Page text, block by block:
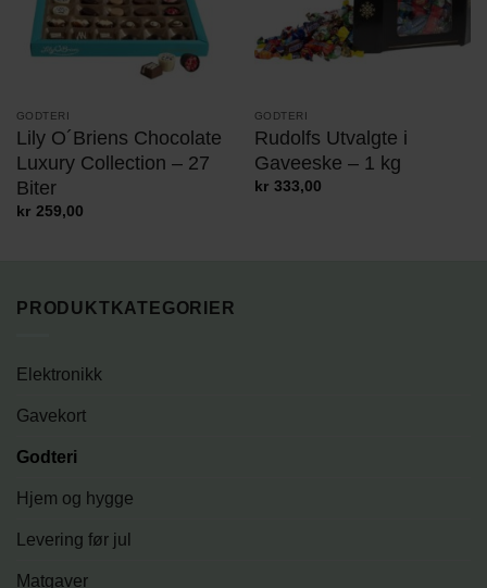
GODTERI
Lily O´Briens Chocolate
Luxury Collection – 27
Biter
kr 259,00
GODTERI
Rudolfs Utvalgte i
Gaveeske – 1 kg
kr 333,00
PRODUKTKATEGORIER
Elektronikk
Gavekort
Godteri
Hjem og hygge
Levering før jul
Matgaver